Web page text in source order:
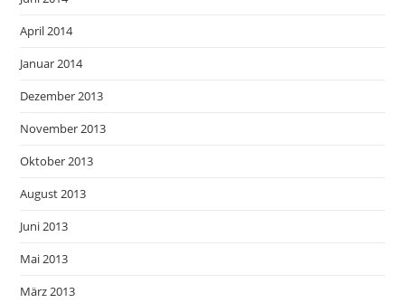
April 2014
Januar 2014
Dezember 2013
November 2013
Oktober 2013
August 2013
Juni 2013
Mai 2013
März 2013